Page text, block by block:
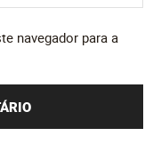
navegador para a